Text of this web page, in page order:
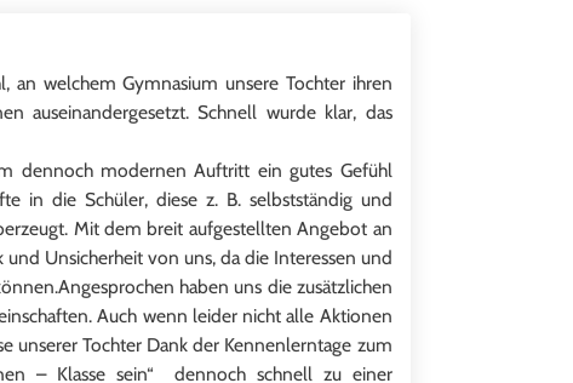
welchem Gymnasium unsere Tochter ihren
auseinandergesetzt. Schnell wurde klar, das
dennoch modernen Auftritt ein gutes Gefühl
in die Schüler, diese z. B. selbstständig und
Mit dem breit aufgestellten Angebot an
Unsicherheit von uns, da die Interessen und
haben uns die zusätzlichen
Auch wenn leider nicht alle Aktionen
unserer Tochter Dank der Kennenlerntage zum
– Klasse sein“ dennoch schnell zu einer